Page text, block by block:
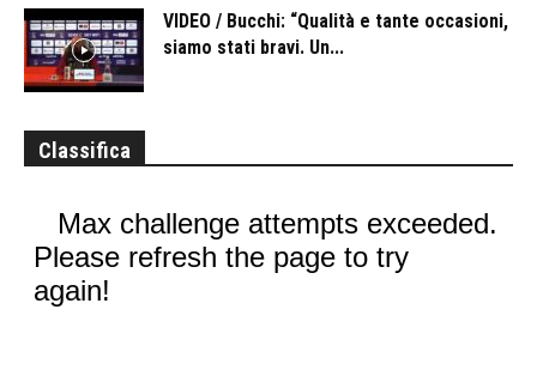
VIDEO / Bucchi: “Qualità e tante occasioni,
siamo stati bravi. Un...
Classifica